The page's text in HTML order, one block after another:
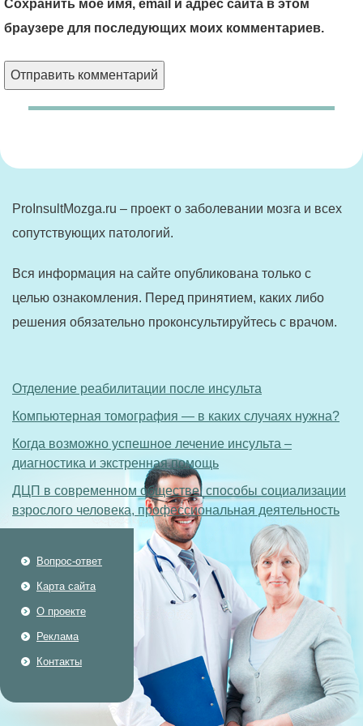
Сохранить моё имя, email и адрес сайта в этом
браузере для последующих моих комментариев.
ProInsultMozga.ru – проект о заболевании мозга и всех
сопутствующих патологий.
Вся информация на сайте опубликована только с
целью ознакомления. Перед принятием, каких либо
решения обязательно проконсультируйтесь с врачом.
Отделение реабилитации после инсульта
Компьютерная томография — в каких случаях нужна?
Когда возможно успешное лечение инсульта –
диагностика и экстренная помощь
ДЦП в современном обществе: способы социализации
взрослого человека, профессиональная деятельность
Вопрос-ответ
Карта сайта
О проекте
Реклама
Контакты